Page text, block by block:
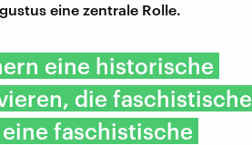
eine zentrale Rolle.
eine historische
die faschistische
faschistische